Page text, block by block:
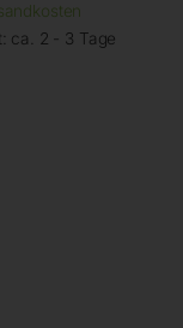
ca. 2 - 3 Tage